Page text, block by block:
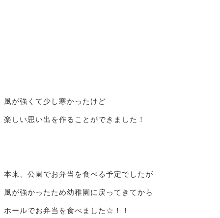
風が強くて少し寒かったけど
楽しい思い出を作ることができました！
本来、公園でお弁当を食べる予定でしたが
風が強かったため幼稚園に戻ってきてから
ホールでお弁当を食べました☆！！